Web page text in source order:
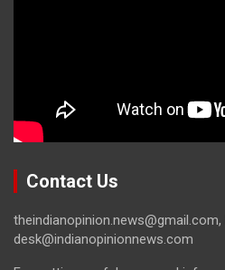
Contact Us
desk@indianopinionnews.com